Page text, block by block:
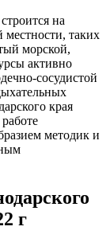
на
таких
морской,
активно
сосудистой
края
методик и
г